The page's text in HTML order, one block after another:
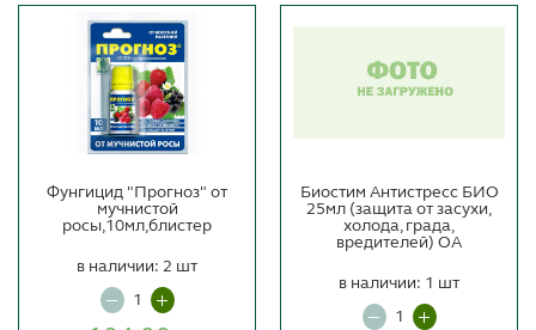
Фунгицид "Прогноз" от
мучнистой
росы,10мл,блистер
в наличии: 2 шт
Биостим Антистресс БИО
25мл (защита от засухи,
холода, града,
вредителей) ОА
в наличии: 1 шт